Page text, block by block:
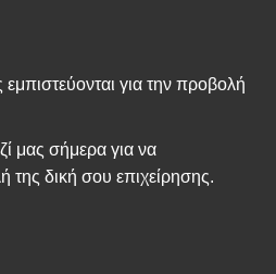
εμπιστεύονται για την προβολή
μας σήμερα για να
δική σου επιχείρησης.